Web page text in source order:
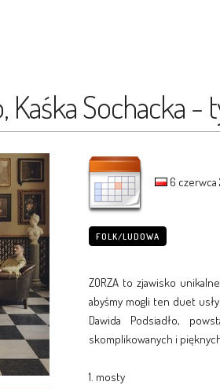
Kaśka Sochacka -
6 czerwca
FOLK/LUDOWA
ZORZA to zjawisko
abyśmy mogli ten duet
Dawida Podsiadło,
skomplikowanych i
1. mosty